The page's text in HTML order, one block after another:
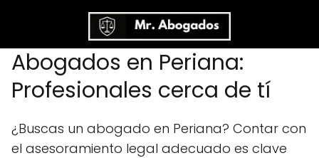
Abogados en Periana:
Profesionales cerca de tí
¿Buscas un abogado en Periana? Contar con
el asesoramiento legal adecuado es clave